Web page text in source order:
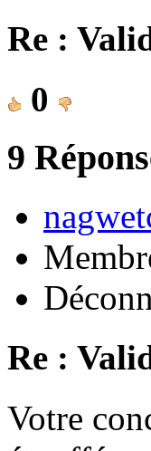
Re :
0
9
Re :
Votre